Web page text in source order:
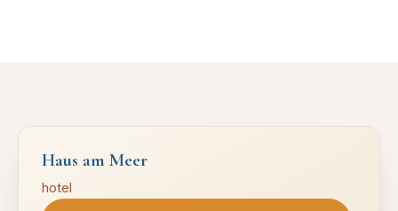
Haus am Meer
hotel